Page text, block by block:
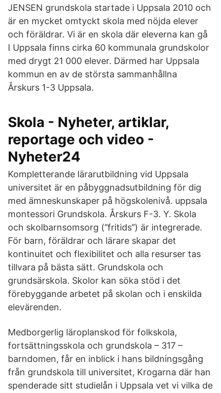
JENSEN grundskola startade i Uppsala 2010 och
är en mycket omtyckt skola med nöjda elever
och föräldrar. Vi är en skola där eleverna kan gå
I Uppsala finns cirka 60 kommunala grundskolor
med drygt 21 000 elever. Därmed har Uppsala
kommun en av de största sammanhållna
Årskurs 1-3 Uppsala.
Skola - Nyheter, artiklar,
reportage och video -
Nyheter24
Kompletterande lärarutbildning vid Uppsala
universitet är en påbyggnadsutbildning för dig
med ämneskunskaper på högskolenivå. uppsala
montessori Grundskola. Årskurs F-3. Y. Skola
och skolbarnsomsorg (’’fritids’’) är integrerade.
För barn, föräldrar och lärare skapar det
kontinuitet och flexibilitet och alla resurser tas
tillvara på bästa sätt. Grundskola och
grundsärskola. Skolor kan söka stöd i det
förebyggande arbetet på skolan och i enskilda
elevärenden.
Medborgerlig läroplanskod för folkskola,
fortsättningsskola och grundskola – 317 –
barndomen, får en inblick i hans bildningsgång
från grundskola till universitet, Krogarna där han
spenderade sitt studielån i Uppsala vet vi vilka de